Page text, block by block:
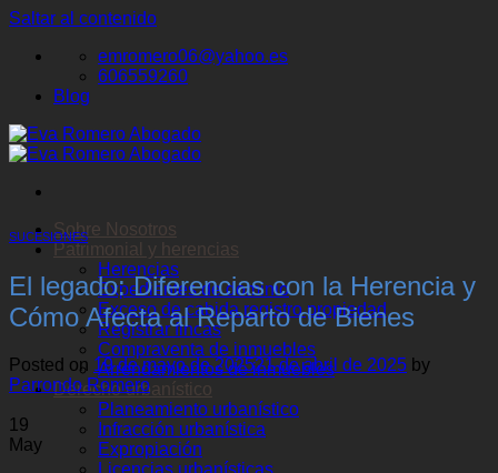
Saltar al contenido
emromero06@yahoo.es
606559260
Blog
Sobre Nosotros
Patrimonial y herencias
Herencias
Expedientes de dominio
Exceso de cabida registro propiedad
Registrar fincas
Compraventa de inmuebles
Arrendamientos de inmuebles
Derecho urbanístico
Planeamiento urbanístico
Infracción urbanística
Expropiación
Licencias urbanísticas
SUCESIONES
El legado: Diferencias con la Herencia y
Cómo Afecta al Reparto de Bienes
Posted on 19 de mayo de 202521 de abril de 2025 by
Parrondo Romero
19
May